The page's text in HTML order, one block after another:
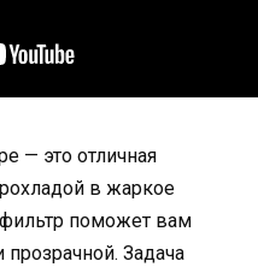
— это отличная
в жаркое
поможет вам
Задача